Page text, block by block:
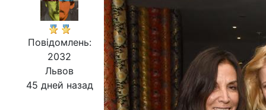
Повідомлень:
2032
Львов
45 дней назад